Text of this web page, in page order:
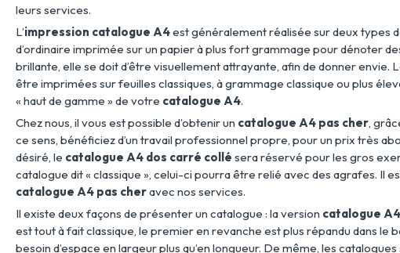
leurs services.
L’impression catalogue A4est généralement réalisée sur deux types
d’ordinaire imprimée sur un papier à plus fort grammage pour dénoter
brillante, elle se doit d’être visuellement attrayante, afin de donner envie.
être imprimées sur feuilles classiques, à grammage classique ou plus
« haut de gamme » de votre catalogue A4.
Chez nous, il vous est possible d’obtenir un catalogue A4 pas cher,
ce sens, bénéficiez d’un travail professionnel propre, pour un prix très
désiré, le catalogue A4 dos carré collé sera réservé pour les gros
catalogue dit « classique », celui-ci pourra être relié avec des agrafes. Il
catalogue A4 pas cheravec nos services.
Il existe deux façons de présenter un catalogue : la version catalogue
est tout à fait classique, le premier en revanche est plus répandu dans le
besoin d’espace en largeur plus qu’en longueur. De même, les